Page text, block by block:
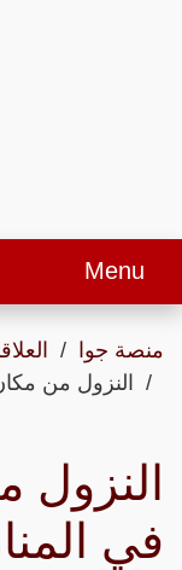
Menu
منصة جوا
النزول من
في